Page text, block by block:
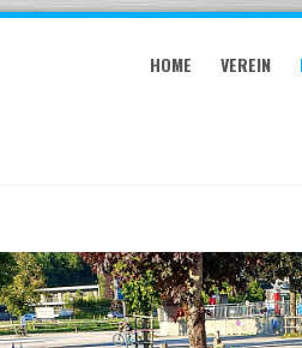
HOME VEREIN